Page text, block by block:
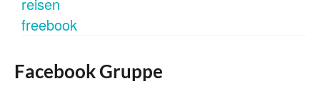
Facebook Gruppe